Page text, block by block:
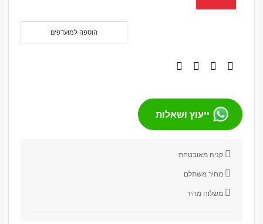
הוספה למועדפים
ייעוץ ושאלות
קניה מאובטחת
מחיר משתלם
משלוח מהיר